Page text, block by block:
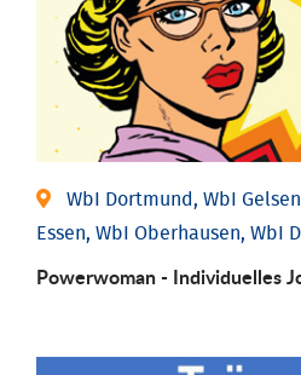
WbI Dortmund, WbI
Essen, WbI Oberhausen, WbI
Powerwoman - Individu­elles